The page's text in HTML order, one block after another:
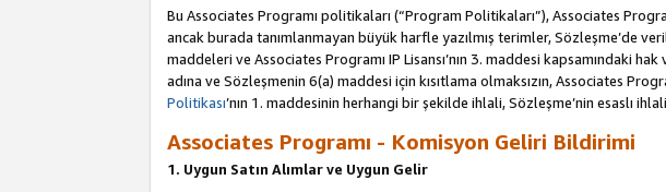
Bu Associates Programı politikaları (“Program Politikaları”), Associates
ancak burada tanımlanmayan büyük harfle yazılmış terimler, Sözleşme’de
maddeleri ve Associates Programı IP Lisansı’nın 3. maddesi kapsamındaki
adına ve Sözleşmenin 6(a) maddesi için kısıtlama olmaksızın, Associates
Politikası’nın 1. maddesinin herhangi bir şekilde ihlali, Sözleşme’nin esaslı
Associates Programı - Komisyon Geliri Bildirimi
1. Uygun Satın Alımlar ve Uygun Gelir